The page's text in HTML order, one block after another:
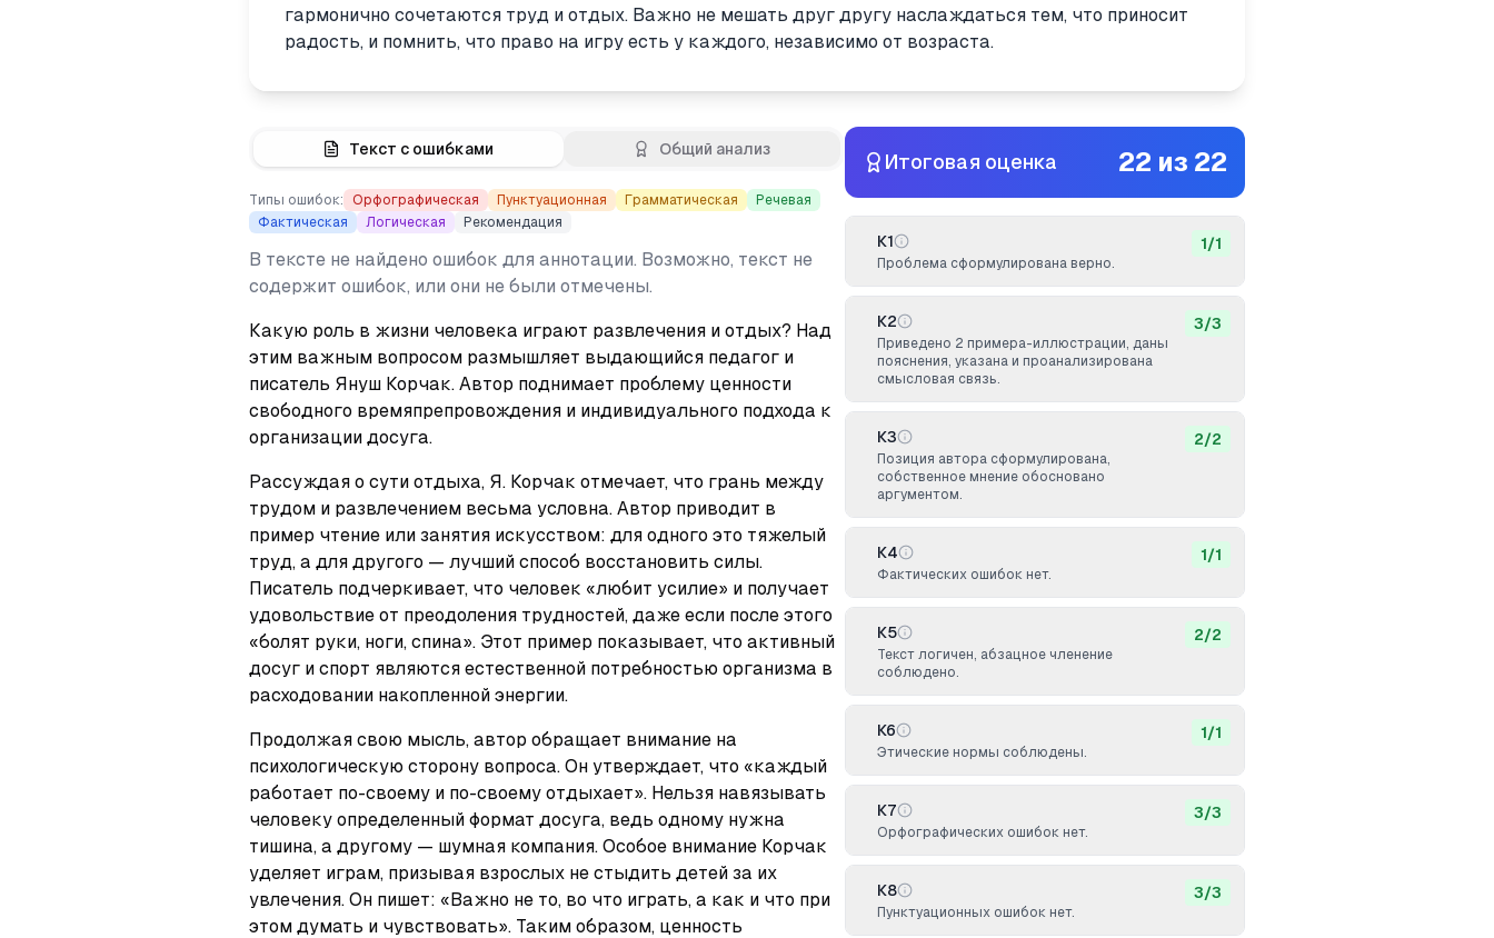
гармонично сочетаются труд и отдых. Важно не мешать друг другу наслаждаться тем, что приносит
радость, и помнить, что право на игру есть у каждого, независимо от возраста.
Текст с ошибками Общий анализ
Типы ошибок: Орфографическая Пунктуационная Грамматическая
Речевая
Фактическая
Логическая Рекомендация
В тексте не найдено ошибок для аннотации. Возможно, текст не
содержит ошибок, или они не были отмечены.
Какую роль в жизни человека играют развлечения и отдых? Над
этим важным вопросом размышляет выдающийся педагог и
писатель Януш Корчак. Автор поднимает проблему ценности
свободного времяпрепровождения и индивидуального подхода к
организации досуга.
Рассуждая о сути отдыха, Я. Корчак отмечает, что грань между
трудом и развлечением весьма условна. Автор приводит в
пример чтение или занятия искусством: для одного это тяжелый
труд, а для другого — лучший способ восстановить силы.
Писатель подчеркивает, что человек «любит усилие» и получает
удовольствие от преодоления трудностей, даже если после этого
«болят руки, ноги, спина». Этот пример показывает, что активный
досуг и спорт являются естественной потребностью организма в
расходовании накопленной энергии.
Продолжая свою мысль, автор обращает внимание на
психологическую сторону вопроса. Он утверждает, что «каждый
работает по-своему и по-своему отдыхает». Нельзя навязывать
человеку определенный формат досуга, ведь одному нужна
тишина, а другому — шумная компания. Особое внимание Корчак
уделяет играм, призывая взрослых не стыдить детей за их
увлечения. Он пишет: «Важно не то, во что играть, а как и что при
этом думать и чувствовать». Таким образом, ценность
Итоговая оценка 22 из 22
К1
Проблема сформулирована верно.
1/1
К2
Приведено 2 примера-иллюстрации, даны
пояснения, указана и проанализирована
смысловая связь.
3/3
К3
Позиция автора сформулирована,
собственное мнение обосновано
аргументом.
2/2
К4
Фактических ошибок нет.
1/1
К5
Текст логичен, абзацное членение
соблюдено.
2/2
К6
Этические нормы соблюдены.
1/1
К7
Орфографических ошибок нет.
3/3
К8
Пунктуационных ошибок нет.
3/3